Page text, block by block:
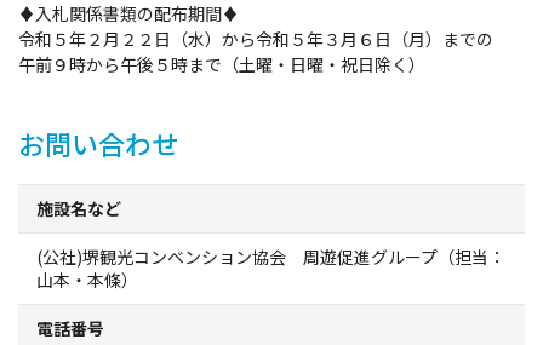
イベント情報
サイクリングさかい
堺観光レンタサイクル
モデルコース
♦入札関係書類の配布期間♦
令和５年２月２２日（水）から令和５年３月６日（月）までの
午前９時から午後５時まで（土曜・日曜・祝日除く）
お問い合わせ
施設名など
(公社)堺観光コンベンション協会 周遊促進グループ（担当：
山本・本條）
電話番号